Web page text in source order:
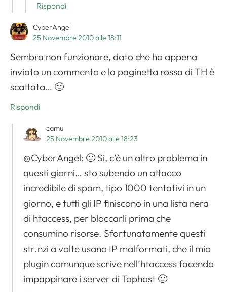
Rispondi
CyberAngel
25 Novembre 2010 alle 18:11
Sembra non funzionare, dato che ho appena
inviato un commento e la paginetta rossa di TH è
scattata… 🙁
Rispondi
camu
25 Novembre 2010 alle 18:23
@CyberAngel: 🙁 Si, c’è un altro problema in
questi giorni… sto subendo un attacco
incredibile di spam, tipo 1000 tentativi in un
giorno, e tutti gli IP finiscono in una lista nera
di htaccess, per bloccarli prima che
consumino risorse. Sfortunatamente questi
str.nzi a volte usano IP malformati, che il mio
plugin comunque scrive nell’htaccess facendo
impappinare i server di Tophost 🙁